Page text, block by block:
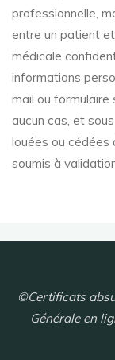
professionnelle,
entre un patient
médicale
informations
mail ou formulaire
aucun cas, et
louées ou cédées
soumis à
©Certificats
Générale en